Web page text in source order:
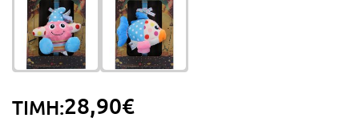
Λαμπάδες Super Ήρωες
Λαμπάδες για ζευγάρια
Λαμπάδες Vintage
ΤΙΜΗ:28,90€